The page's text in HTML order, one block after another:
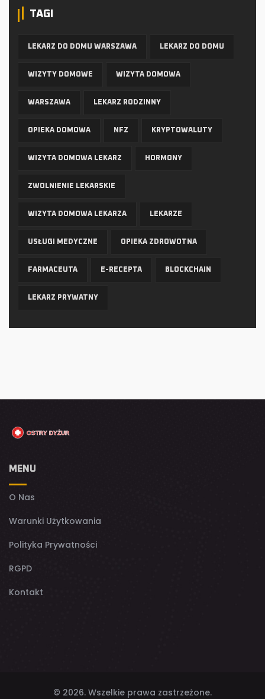
TAGI
LEKARZ DO DOMU WARSZAWA LEKARZ DO DOMU
WIZYTY DOMOWE WIZYTA DOMOWA
WARSZAWA LEKARZ RODZINNY
OPIEKA DOMOWA NFZ KRYPTOWALUTY
WIZYTA DOMOWA LEKARZ HORMONY
ZWOLNIENIE LEKARSKIE
WIZYTA DOMOWA LEKARZA LEKARZE
USŁUGI MEDYCZNE OPIEKA ZDROWOTNA
FARMACEUTA E-RECEPTA BLOCKCHAIN
LEKARZ PRYWATNY
MENU
O Nas
Warunki Użytkowania
Polityka Prywatności
RGPD
Kontakt
© 2026. Wszelkie prawa zastrzeżone.